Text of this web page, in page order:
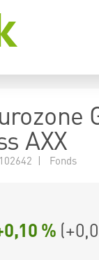
AXX
| Fonds
% (